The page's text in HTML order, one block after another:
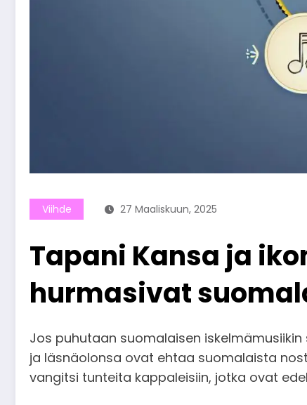
Viihde 27 Maaliskuun, 2025
Tapani Kansa ja
hurmasivat
Jos puhutaan suomalaisen
ja läsnäolonsa ovat ehtaa suomalaista
vangitsi tunteita kappaleisiin, jotka ovat